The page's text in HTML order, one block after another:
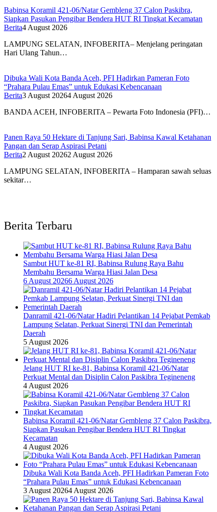
Babinsa Koramil 421-06/Natar Gembleng 37 Calon Paskibra,
Siapkan Pasukan Pengibar Bendera HUT RI Tingkat Kecamatan
Berita4 August 2026
LAMPUNG SELATAN, INFOBERITA– Menjelang peringatan
Hari Ulang Tahun…
Dibuka Wali Kota Banda Aceh, PFI Hadirkan Pameran Foto
“Prahara Pulau Emas” untuk Edukasi Kebencanaan
Berita3 August 20264 August 2026
BANDA ACEH, INFOBERITA – Pewarta Foto Indonesia (PFI)…
Panen Raya 50 Hektare di Tanjung Sari, Babinsa Kawal Ketahanan
Pangan dan Serap Aspirasi Petani
Berita2 August 20262 August 2026
LAMPUNG SELATAN, INFOBERITA – Hamparan sawah seluas
sekitar…
Berita Terbaru
Sambut HUT ke-81 RI, Babinsa Rulung Raya Bahu
Membahu Bersama Warga Hiasi Jalan Desa
6 August 20266 August 2026
Danramil 421-06/Natar Hadiri Pelantikan 14 Pejabat Pemkab
Lampung Selatan, Perkuat Sinergi TNI dan Pemerintah
Daerah
5 August 2026
Jelang HUT RI ke-81, Babinsa Koramil 421-06/Natar
Perkuat Mental dan Disiplin Calon Paskibra Tegineneng
4 August 2026
Babinsa Koramil 421-06/Natar Gembleng 37 Calon Paskibra,
Siapkan Pasukan Pengibar Bendera HUT RI Tingkat
Kecamatan
4 August 2026
Dibuka Wali Kota Banda Aceh, PFI Hadirkan Pameran Foto
“Prahara Pulau Emas” untuk Edukasi Kebencanaan
3 August 20264 August 2026